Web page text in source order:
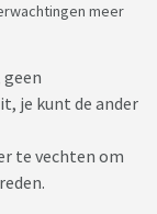
meer
je kunt de ander
te vechten om